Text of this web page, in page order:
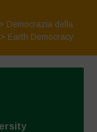
> Democrazia della
> Earth Democracy